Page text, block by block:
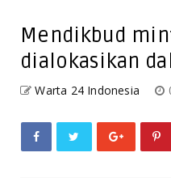
Mendikbud
dialokasikan
Warta 24 Indonesia